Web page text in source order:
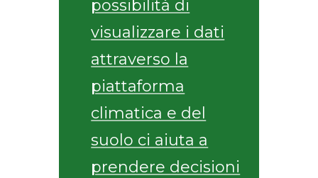
possibilità di
visualizzare i dati
attraverso la
piattaforma
climatica e del
suolo ci aiuta a
prendere decisioni